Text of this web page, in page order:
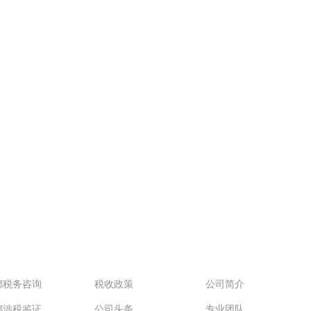
税务咨询 税收政策 公司简介